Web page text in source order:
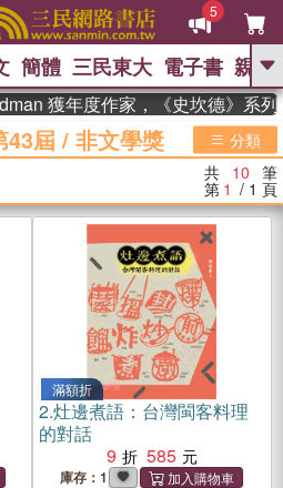
5
GO
熱搜： 東野圭吾 、 The Odyssey 、
父親節 、 如果歷史是一群喵 、 暑期
國際布克獎 臺灣漫遊錄 、 方
念華 、 台灣的李登輝時代 、 數學女
孩：黎曼猜想 、 偉大的迷走神經
簡體 三民東大 電子書 親子
獲年度作家，《史坎德》系列
43屆 / 非文學獎 分類
共 10 筆
第 1 / 1 頁
滿額折
2.灶邊煮語：台灣閩客料理
的對話
9
585
庫存：1